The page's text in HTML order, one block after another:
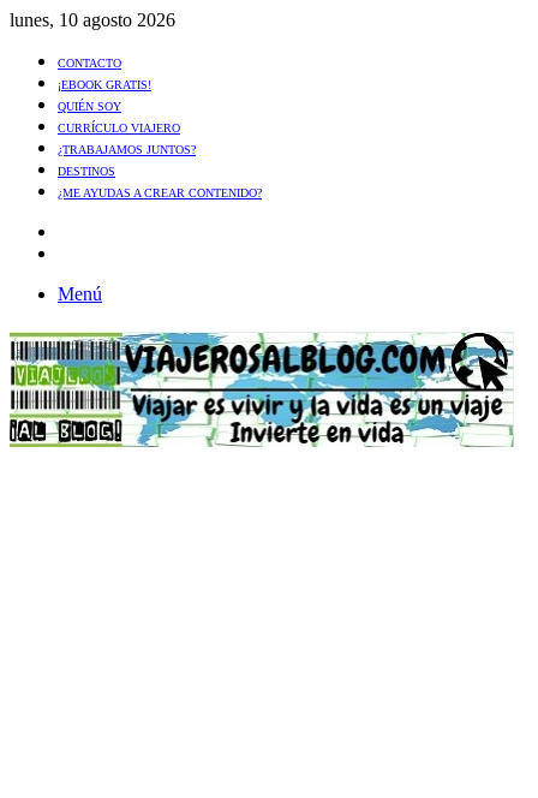
lunes, 10 agosto 2026
CONTACTO
¡EBOOK GRATIS!
QUIÉN SOY
CURRÍCULO VIAJERO
¿TRABAJAMOS JUNTOS?
DESTINOS
¿ME AYUDAS A CREAR CONTENIDO?
Menú